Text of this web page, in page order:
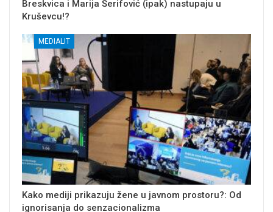
Breskvica i Marija Šerifović (ipak) nastupaju u
Kruševcu!?
MEDIALIT
Kako mediji prikazuju žene u javnom prostoru?: Od
ignorisanja do senzacionalizma